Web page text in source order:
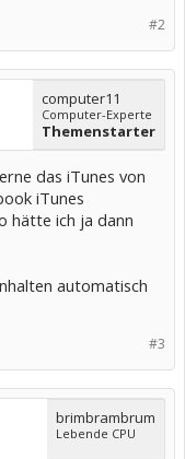
#2
computer11
Computer-Experte
Themenstarter
das iTunes von
iTunes
hätte ich ja dann
automatisch
#3
brimbrambrum
Lebende CPU